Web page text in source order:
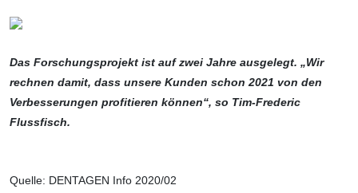
Das Forschungsprojekt ist auf zwei Jahre ausgelegt. „Wir
rechnen damit, dass unsere Kunden schon 2021 von den
Verbesserungen profitieren können“, so Tim-Frederic
Flussfisch.
Quelle: DENTAGEN Info 2020/02